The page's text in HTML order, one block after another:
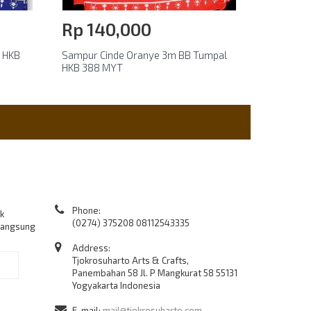
Rp‎ 140,000
Sampur Cinde Oranye 3m BB Tumpal
HKB 388 MYT
Phone:
(0274) 375208 08112543335
Address:
Tjokrosuharto Arts & Crafts,
Panembahan 58 Jl. P Mangkurat 58 55131
Yogyakarta Indonesia